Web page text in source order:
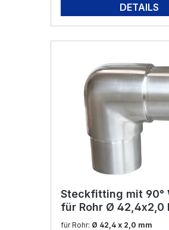
DETAILS
Steckfitting mit 90°
für Rohr Ø 42,4x2,0
V2A
für Rohr: Ø 42,4 x 2,0 mm